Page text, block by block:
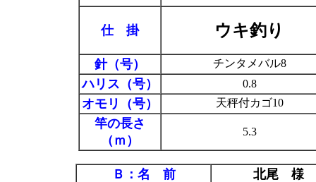
仕 掛 ウキ釣り
針（号） チンタメバル8
ハリス（号） 0.8
オモリ（号） 天秤付カゴ10
竿の長さ
（ｍ）
5.3
Ｂ：名 前 北尾 様